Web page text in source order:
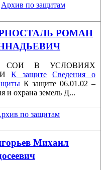
Архив по защитам
РОМАН
СОИ В УСЛОВИЯХ
К защите
Сведения о
К защите 06.01.02 –
и охрана земель Д...
по защитам
Михаил